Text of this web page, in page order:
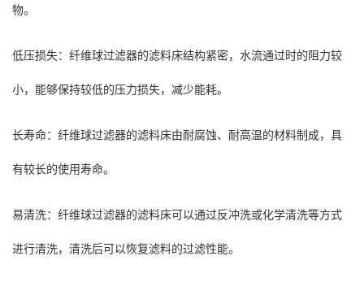
物。
低压损失：纤维球过滤器的滤料床结构紧密，水流通过时的阻力较
小，能够保持较低的压力损失，减少能耗。
长寿命：纤维球过滤器的滤料床由耐腐蚀、耐高温的材料制成，具
有较长的使用寿命。
易清洗：纤维球过滤器的滤料床可以通过反冲洗或化学清洗等方式
进行清洗，清洗后可以恢复滤料的过滤性能。